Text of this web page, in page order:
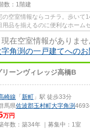
数：1階建
の空室情報ならコチラ。歩いて
品を揃えるのに便利なホーム
現在空室情報がありませ
角渕の一戸建てへの
リーンヴィレッジ高橋B
崎線 「 新町 」駅 徒歩33分
馬県佐波郡玉村町大字角渕
万円
年数：築34年 ｜募集中： 1室